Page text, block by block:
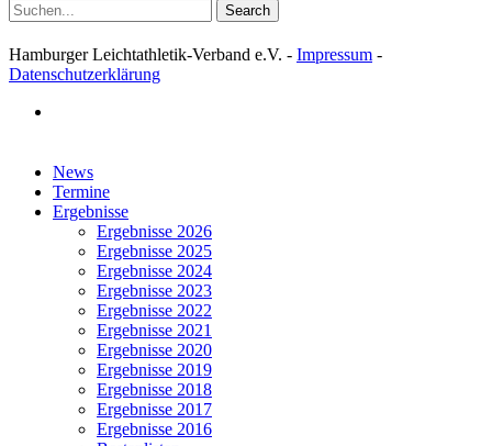
Search
Hamburger Leichtathletik-Verband e.V. - Impressum -
Datenschutzerklärung
Close
Menu
News
Termine
Ergebnisse
Ergebnisse 2026
Ergebnisse 2025
Ergebnisse 2024
Ergebnisse 2023
Ergebnisse 2022
Ergebnisse 2021
Ergebnisse 2020
Ergebnisse 2019
Ergebnisse 2018
Ergebnisse 2017
Ergebnisse 2016